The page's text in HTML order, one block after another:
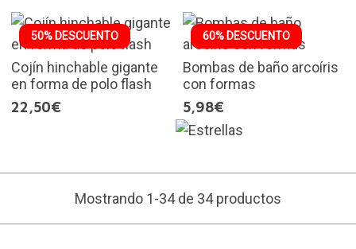
50% DESCUENTO
Cojín hinchable gigante
en forma de polo flash
22,50€
60% DESCUENTO
Bombas de baño arcoíris
con formas
5,98€
Mostrando 1-34 de 34 productos